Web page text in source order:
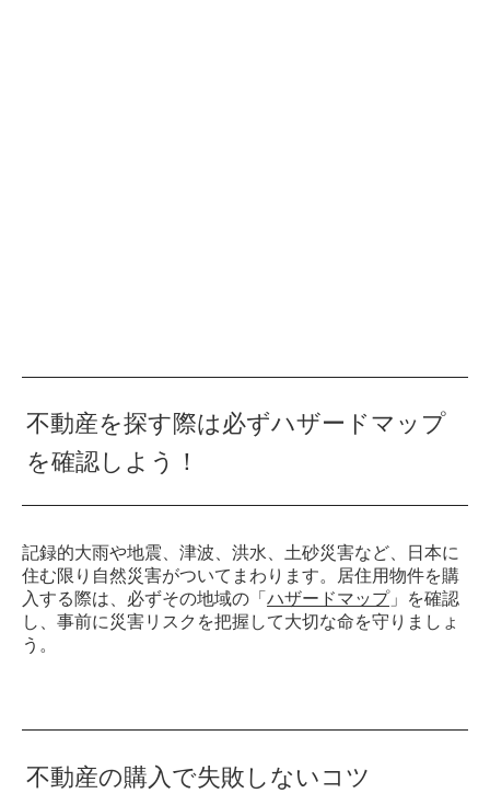
不動産を探す際は必ずハザードマップ
を確認しよう！
記録的大雨や地震、津波、洪水、土砂災害など、日本に
住む限り自然災害がついてまわります。居住用物件を購
入する際は、必ずその地域の「 ハザードマップ」を確認
し、事前に災害リスクを把握して大切な命を守りましょ
う。
不動産の購入で失敗しないコツ